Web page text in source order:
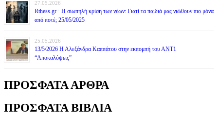
27.05.2026
Rthess.gr · Η σιωπηλή κρίση των νέων: Γιατί τα παιδιά μας νιώθουν πιο μόνα
από ποτέ; 25/05/2025
25.05.2026
13/5/2026 Η Αλεξάνδρα Καππάτου στην εκπομπή του ΑΝΤ1
“Αποκαλύψεις”
ΠΡΟΣΦΑΤΑ ΑΡΘΡΑ
ΠΡΟΣΦΑΤΑ ΒΙΒΛΙΑ